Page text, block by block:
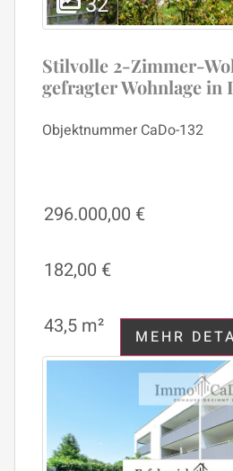
Stilvolle 2-Zimmer-
gefragter Wohnlage in
ObjektnummerCaDo-132
296.000,00 €
182,00 €
43,5 m² MEHR